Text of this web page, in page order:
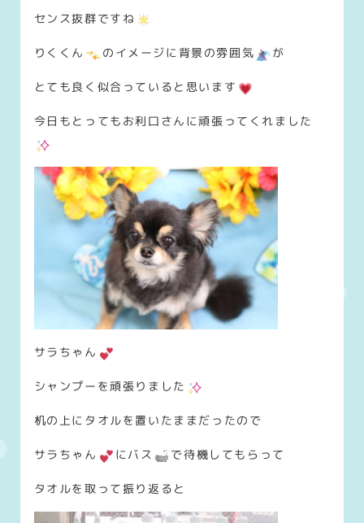
センス抜群ですね
りくくん のイメージに背景の雰囲気 が
とても良く似合っていると思います
今日もとってもお利口さんに頑張ってくれました
サラちゃん
シャンプーを頑張りました
机の上にタオルを置いたままだったので
サラちゃん にバス で待機してもらって
タオルを取って振り返ると